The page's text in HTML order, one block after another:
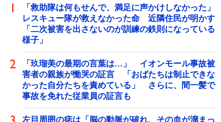
「救助隊は何もせんで、満足に声かけしなかった」
レスキュー隊が救えなかった命 近隣住民が明かす
「二次被害を出さないのが訓練の鉄則になっている
様子」
「玖瑠美の最期の言葉は…」 イオンモール事故被
害者の親族が慟哭の証言 「おばたちは制止できな
かった自分たちを責めている」 さらに、間一髪で
事故を免れた従業員の証言も
左目周囲の痣は「脳の動脈が破れ、その血が溜まっ